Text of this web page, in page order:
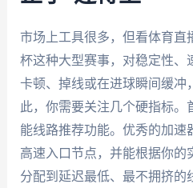
市场上工具很多，但看体育直
杯这种大型赛事，对稳定性、
卡顿、掉线或在进球瞬间缓冲
此，你需要关注几个硬指标。
能线路推荐功能。优秀的加速
高速入口节点，并能根据你的
分配到延迟最低、最不拥挤的